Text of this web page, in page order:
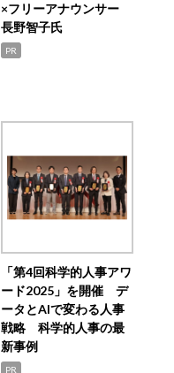
×フリーアナウンサー
長野智子氏
PR
「第4回科学的人事アワ
ード2025」を開催 デ
ータとAIで変わる人事
戦略 科学的人事の最
新事例
PR